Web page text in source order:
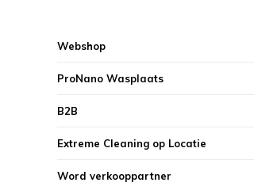
Webshop
ProNano Wasplaats
B2B
Extreme Cleaning op Locatie
Word verkooppartner